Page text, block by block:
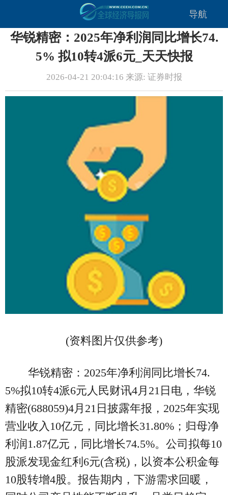
导航
华锐精密：2025年净利润同比增长74.
5% 拟10转4派6元_天天快报
2026-04-21 20:04:16 来源: 证券时报
(资料图片仅供参考)
华锐精密：2025年净利润同比增长74.
5%拟10转4派6元人民财讯4月21日电，华锐
精密(688059)4月21日披露年报，2025年实现
营业收入10亿元，同比增长31.80%；归母净
利润1.87亿元，同比增长74.5%。公司拟每10
股派发现金红利6元(含税)，以资本公积金每
10股转增4股。报告期内，下游需求回暖，